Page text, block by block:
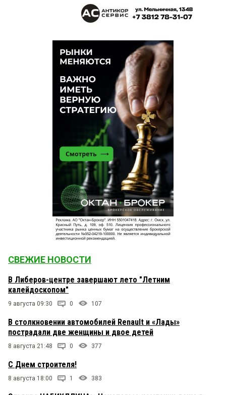
СВЕЖИЕ НОВОСТИ
В Либеров-центре завершают лето "Летним
калейдоскопом"
9 августа 09:30 0 107
В столкновении автомобилей Renault и «Лады»
пострадали две женщины и двое детей
8 августа 21:48 0 377
С Днем строителя!
8 августа 18:00 1 383